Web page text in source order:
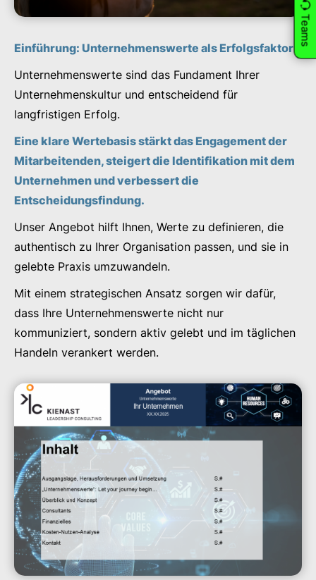
Einführung: Unternehmenswerte als Erfolgsfaktor
Unternehmenswerte sind das Fundament Ihrer
Unternehmenskultur und entscheidend für
langfristigen Erfolg.
Eine klare Wertebasis stärkt das Engagement der
Mitarbeitenden, steigert die Identifikation mit dem
Unternehmen und verbessert die
Entscheidungsfindung.
Unser Angebot hilft Ihnen, Werte zu definieren, die
authentisch zu Ihrer Organisation passen, und sie in
gelebte Praxis umzuwandeln.
Mit einem strategischen Ansatz sorgen wir dafür,
dass Ihre Unternehmenswerte nicht nur
kommuniziert, sondern aktiv gelebt und im täglichen
Handeln verankert werden.
Teams